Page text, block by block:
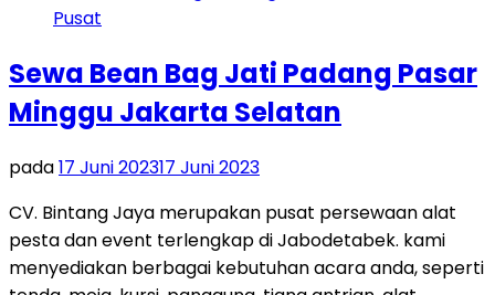
Sewa Bean Bag Jati Padang Pasar
Minggu Jakarta Selatan
pada17 Juni 202317 Juni 2023
CV. Bintang Jaya merupakan pusat persewaan alat
pesta dan event terlengkap di Jabodetabek. kami
menyediakan berbagai kebutuhan acara anda, seperti